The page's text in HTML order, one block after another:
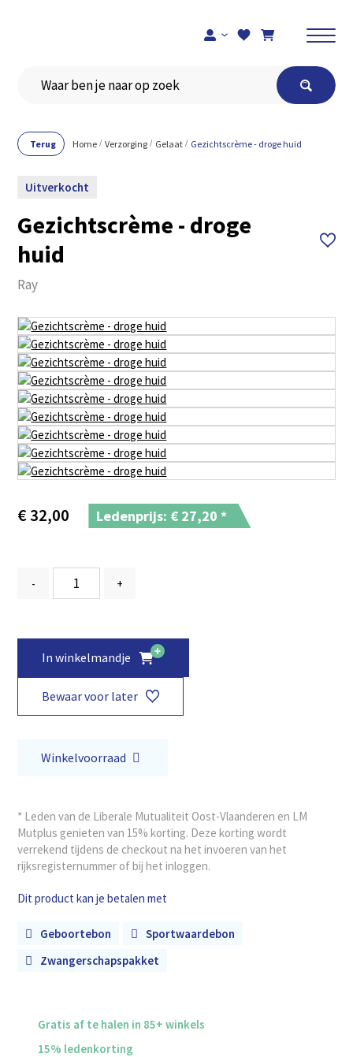
Terug Home Verzorging Gelaat Gezichtscrème - droge huid
Uitverkocht
Gezichtscrème - droge
huid
Ray
€32,00 Ledenprijs: € 27,20 *
- +
In winkelmandje
Bewaar voor later
Winkelvoorraad
* Leden van de Liberale Mutualiteit Oost-Vlaanderen en LM
Mutplus genieten van 15% korting. Deze korting wordt
verrekend tijdens de checkout na het invoeren van het
rijksregisternummer of bij het inloggen.
Dit product kan je betalen met
Geboortebon
Sportwaardebon
Zwangerschapspakket
Gratis af te halen in 85+ winkels
15% ledenkorting